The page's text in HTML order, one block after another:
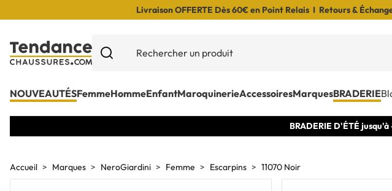
Livraison OFFERTE Dès 60€ en Point Relais I Retours &
NOUVEAUTÉSFemmeHommeEnfantMaroquinerieAccessoiresMarquesBRADERIE
BRADERIE D'ÉTÉ
Accueil Marques NeroGiardini Femme Escarpins 11070 Noir